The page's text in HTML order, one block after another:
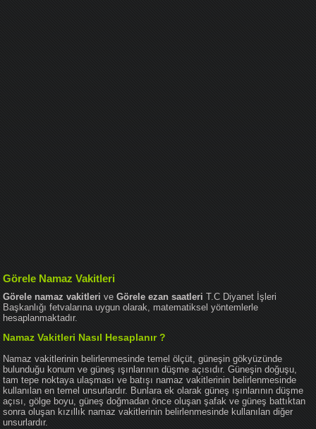
Görele Namaz Vakitleri
Görele namaz vakitleri veGörele ezan saatleri T.C Diyanet İşleri
Başkanlığı fetvalarına uygun olarak, matematiksel yöntemlerle
hesaplanmaktadır.
Namaz Vakitleri Nasıl Hesaplanır ?
Namaz vakitlerinin belirlenmesinde temel ölçüt, güneşin gökyüzünde
bulunduğu konum ve güneş ışınlarının düşme açısıdır. Güneşin doğuşu,
tam tepe noktaya ulaşması ve batışı namaz vakitlerinin belirlenmesinde
kullanılan en temel unsurlardır. Bunlara ek olarak güneş ışınlarının düşme
açısı, gölge boyu, güneş doğmadan önce oluşan şafak ve güneş battıktan
sonra oluşan kızıllık namaz vakitlerinin belirlenmesinde kullanılan diğer
unsurlardır.